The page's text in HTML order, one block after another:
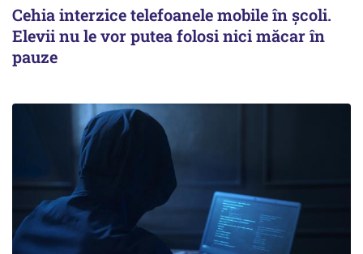
Cehia interzice telefoanele mobile în școli.
Elevii nu le vor putea folosi nici măcar în
pauze